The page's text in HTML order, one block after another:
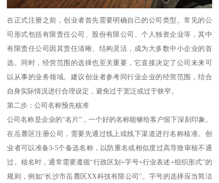
在正式注册之前，创业者首先需要明确自己的公司类型。常见的公
司形式包括有限责任公司、股份有限公司、个人独资企业等，其中
有限责任公司因其责任清晰、结构灵活，成为大多数中小企业的首
选。同时，经营范围的选择也至关重要，它直接决定了公司未来可
以从事的业务领域。建议创业者参考同行业企业的经营范围，结合
自身实际情况进行合理设定，避免过于宽泛或过于狭窄。
第二步：公司名称预先核准
公司名称是企业的“名片”，一个好的名称能够给客户留下深刻印象。
在岳麓区注册公司，需要先通过线上或线下渠道进行名称核准。创
业者可以准备3-5个备选名称，以防重名或相似度过高导致审核不通
过。核名时，通常需要遵循“行政区划+字号+行业表述+组织形式”的
规则，例如“长沙市岳麓区XX科技有限公司”。字号的选择应当简洁